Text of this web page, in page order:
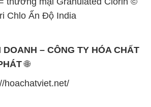
Chlo Ấn Độ India
DOANH – CÔNG TY HÓA CHẤT
🌐
hoachatviet.net/